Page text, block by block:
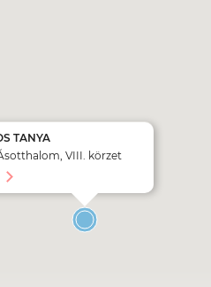
TANYA
VIII. körzet